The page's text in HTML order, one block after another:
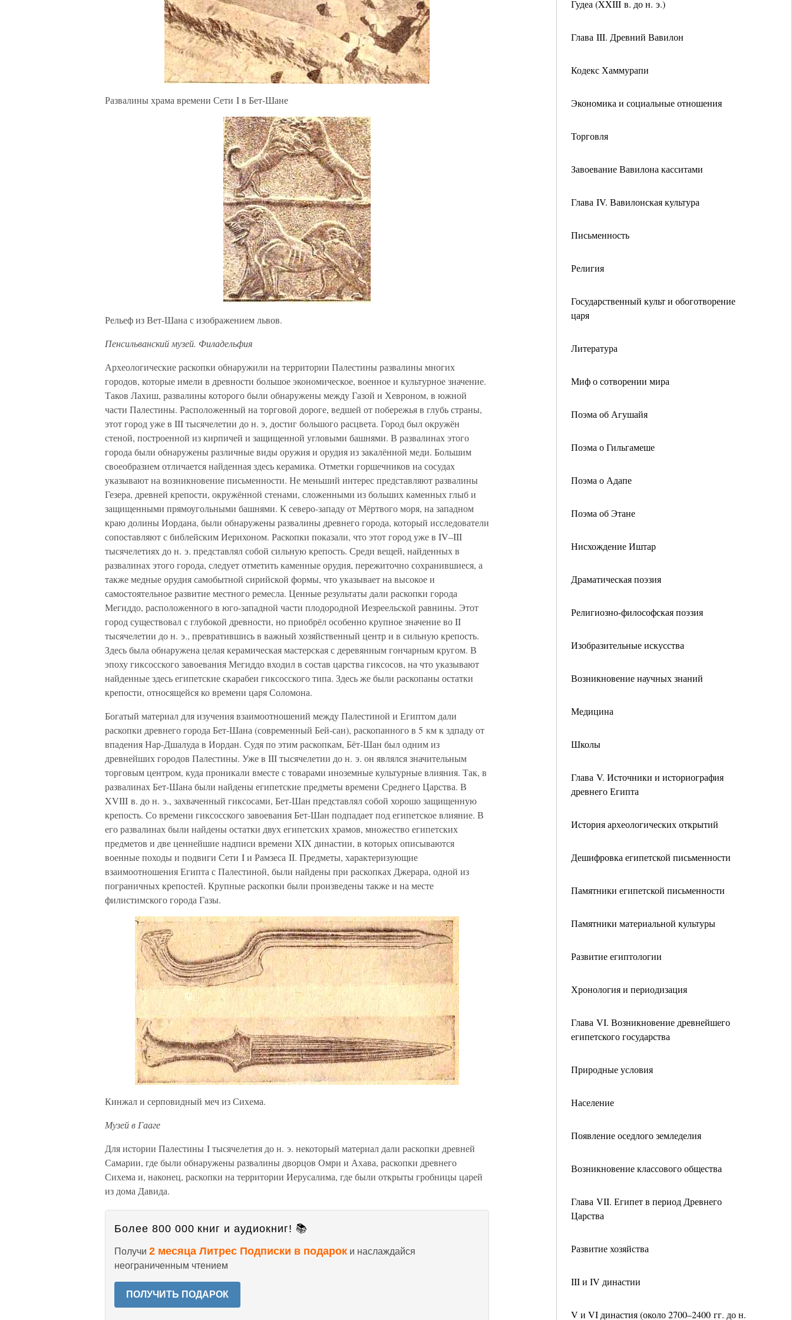
Гудеа (XXIII в. до н. э.)
Глава III. Древний Вавилон
Кодекс Хаммурапи
Экономика и социальные отношения
Торговля
Завоевание Вавилона касситами
Глава IV. Вавилонская культура
Письменность
Религия
Государственный культ и обоготворение
царя
Литература
Миф о сотворении мира
Поэма об Агушайя
Поэма о Гильгамеше
Поэма о Адапе
Поэма об Этане
Нисхождение Иштар
Драматическая поэзия
Религиозно-философская поэзия
Изобразительные искусства
Возникновение научных знаний
Медицина
Школы
Глава V. Источники и историография
древнего Египта
История археологических открытий
Дешифровка египетской письменности
Памятники египетской письменности
Памятники материальной культуры
Развитие египтологии
Хронология и периодизация
Глава VI. Возникновение древнейшего
египетского государства
Природные условия
Население
Появление оседлого земледелия
Возникновение классового общества
Глава VII. Египет в период Древнего
Царства
Развитие хозяйства
III и IV династии
V и VI династия (около 2700–2400 гг. до н.
Развалины храма времени Сети I в Бет-Шане
Рельеф из Вет-Шана с изображением львов.
Пенсильванский музей. Филадельфия
Археологические раскопки обнаружили на территории Палестины развалины многих
городов, которые имели в древности большое экономическое, военное и культурное значение.
Таков Лахиш, развалины которого были обнаружены между Газой и Хевроном, в южной
части Палестины. Расположенный на торговой дороге, ведшей от побережья в глубь страны,
этот город уже в III тысячелетии до н. э, достиг большого расцвета. Город был окружён
стеной, построенной из кирпичей и защищенной угловыми башнями. В развалинах этого
города были обнаружены различные виды оружия и орудия из закалённой меди. Большим
своеобразием отличается найденная здесь керамика. Отметки горшечников на сосудах
указывают на возникновение письменности. Не меньший интерес представляют развалины
Гезера, древней крепости, окружённой стенами, сложенными из больших каменных глыб и
защищенными прямоугольными башнями. К северо-западу от Мёртвого моря, на западном
краю долины Иордана, были обнаружены развалины древнего города, который исследователи
сопоставляют с библейским Иерихоном. Раскопки показали, что этот город уже в IV–III
тысячелетиях до н. э. представлял собой сильную крепость. Среди вещей, найденных в
развалинах этого города, следует отметить каменные орудия, пережиточно сохранившиеся, а
также медные орудия самобытной сирийской формы, что указывает на высокое и
самостоятельное развитие местного ремесла. Ценные результаты дали раскопки города
Мегиддо, расположенного в юго-западной части плодородной Иезреельской равнины. Этот
город существовал с глубокой древности, но приобрёл особенно крупное значение во II
тысячелетии до н. э., превратившись в важный хозяйственный центр и в сильную крепость.
Здесь была обнаружена целая керамическая мастерская с деревянным гончарным кругом. В
эпоху гиксосского завоевания Мегиддо входил в состав царства гиксосов, на что указывают
найденные здесь египетские скарабеи гиксосского типа. Здесь же были раскопаны остатки
крепости, относящейся ко времени царя Соломона.
Богатый материал для изучения взаимоотношений между Палестиной и Египтом дали
раскопки древнего города Бет-Шана (современный Бей-сан), раскопанного в 5 км к здпаду от
впадения Нар-Дшалуда в Иордан. Судя по этим раскопкам, Бёт-Шан был одним из
древнейших городов Палестины. Уже в III тысячелетии до н. э. он являлся значительным
торговым центром, куда проникали вместе с товарами иноземные культурные влияния. Так, в
развалинах Бет-Шана были найдены египетские предметы времени Среднего Царства. В
XVIII в. до н. э., захваченный гиксосами, Бет-Шан представлял собой хорошо защищенную
крепость. Со времени гиксосского завоевания Бет-Шан подпадает под египетское влияние. В
его развалинах были найдены остатки двух египетских храмов, множество египетских
предметов и две ценнейшие надписи времени XIX династии, в которых описываются
военные походы и подвиги Сети I и Рамзеса II. Предметы, характеризующие
взаимоотношения Египта с Палестиной, были найдены при раскопках Джерара, одной из
пограничных крепостей. Крупные раскопки были произведены также и на месте
филистимского города Газы.
Кинжал и серповидный меч из Сихема.
Музей в Гааге
Для истории Палестины I тысячелетия до н. э. некоторый материал дали раскопки древней
Самарии, где были обнаружены развалины дворцов Омри и Ахава, раскопки древнего
Сихема и, наконец, раскопки на территории Иерусалима, где были открыты гробницы царей
из дома Давида.
Более 800 000 книг и аудиокниг! 📚
Получи 2 месяца Литрес Подписки в подарок и наслаждайся
неограниченным чтением
ПОЛУЧИТЬ ПОДАРОК